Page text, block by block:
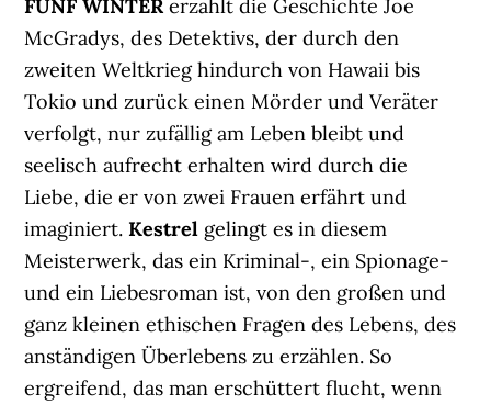
FÜNF WINTER erzählt die Geschichte Joe
McGradys, des Detektivs, der durch den
zweiten Weltkrieg hindurch von Hawaii bis
Tokio und zurück einen Mörder und Veräter
verfolgt, nur zufällig am Leben bleibt und
seelisch aufrecht erhalten wird durch die
Liebe, die er von zwei Frauen erfährt und
imaginiert. Kestrel gelingt es in diesem
Meisterwerk, das ein Kriminal-, ein Spionage-
und ein Liebesroman ist, von den großen und
ganz kleinen ethischen Fragen des Lebens, des
anständigen Überlebens zu erzählen. So
ergreifend, das man erschüttert flucht, wenn